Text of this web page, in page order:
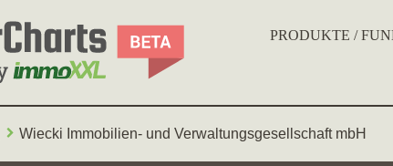
PRODUKTE /
Wiecki Immobilien- und Verwaltungsgesellschaft mbH